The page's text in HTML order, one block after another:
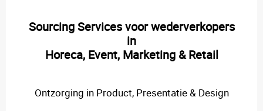
Sourcing Services voor wederverkopers
in
Horeca, Event, Marketing & Retail
Ontzorging in Product, Presentatie & Design